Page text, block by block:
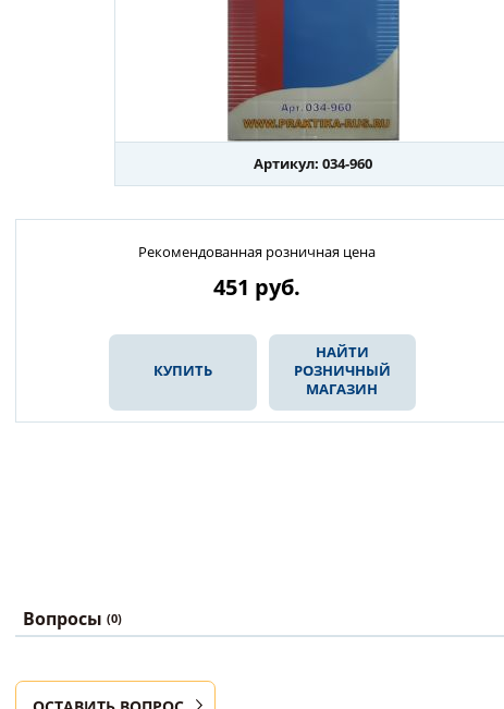
Артикул: 034-960
Рекомендованная розничная цена
451 руб.
КУПИТЬ
НАЙТИ
РОЗНИЧНЫЙ
МАГАЗИН
Вопросы (0)